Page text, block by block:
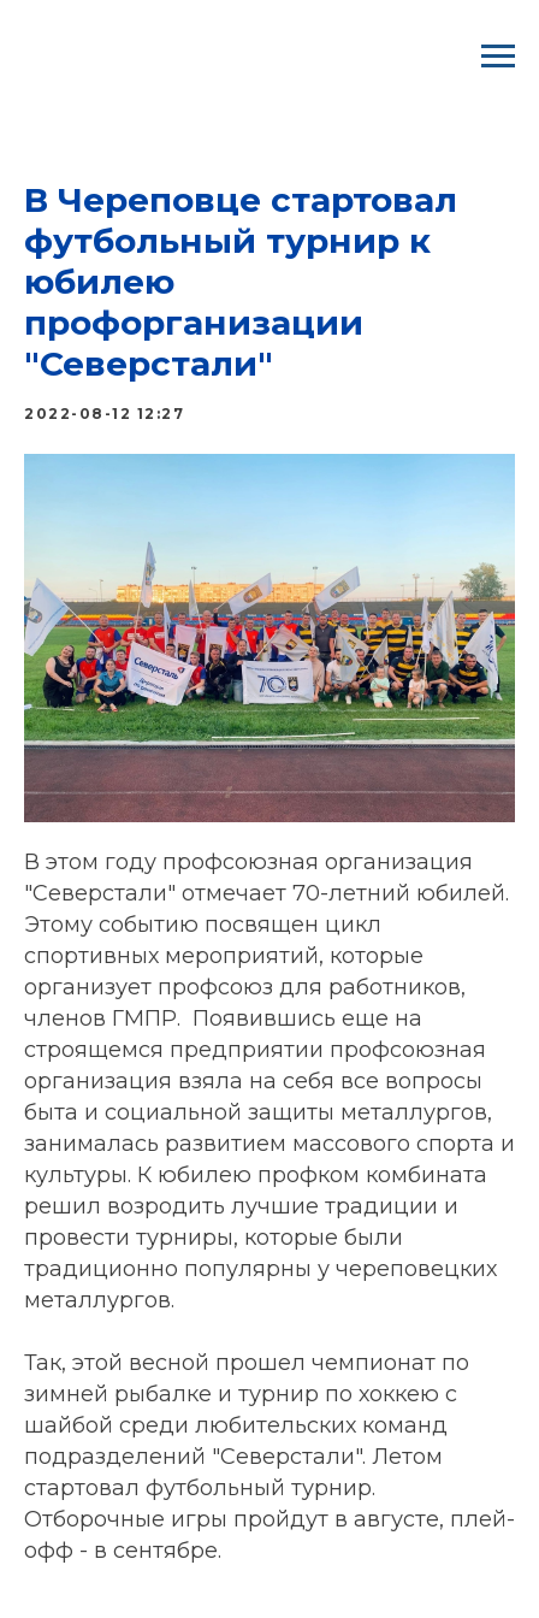
В Череповце стартовал
футбольный турнир к
юбилею
профорганизации
"Северстали"
2022-08-12 12:27
В этом году профсоюзная организация
"Северстали" отмечает 70-летний юбилей.
Этому событию посвящен цикл
спортивных мероприятий, которые
организует профсоюз для работников,
членов ГМПР. Появившись еще на
строящемся предприятии профсоюзная
организация взяла на себя все вопросы
быта и социальной защиты металлургов,
занималась развитием массового спорта и
культуры. К юбилею профком комбината
решил возродить лучшие традиции и
провести турниры, которые были
традиционно популярны у череповецких
металлургов.
Так, этой весной прошел чемпионат по
зимней рыбалке и турнир по хоккею с
шайбой среди любительских команд
подразделений "Северстали". Летом
стартовал футбольный турнир.
Отборочные игры пройдут в августе, плей-
офф - в сентябре.